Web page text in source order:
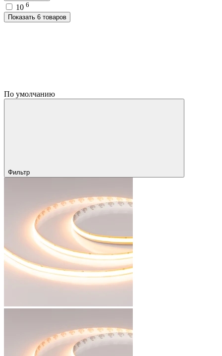
10 6
Показать 6 товаров
По умолчанию
Фильтр